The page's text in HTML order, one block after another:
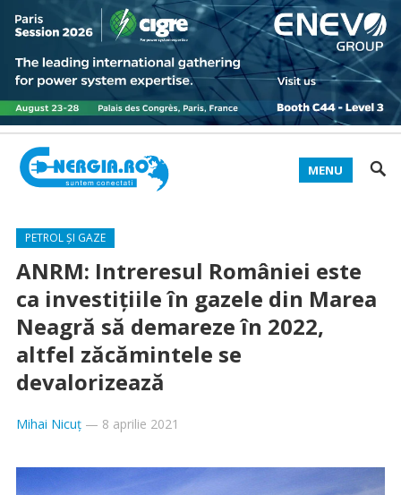
MENU
PETROL ȘI GAZE
ANRM: Intreresul României este
ca investiţiile în gazele din Marea
Neagră să demareze în 2022,
altfel zăcămintele se
devalorizează
Mihai Nicuț— 8 aprilie 2021